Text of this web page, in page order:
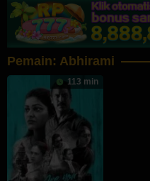
Pemain: Abhirami
113 min